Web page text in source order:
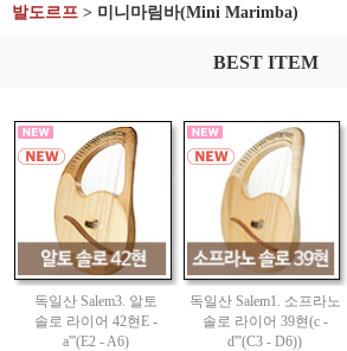
발도르프 > 미니마림바(Mini Marimba)
BEST ITEM
독일산 Salem3. 알토
솔로 라이어 42현E -
a'''(E2 - A6)
독일산 Salem1. 소프라노
솔로 라이어 39현(c -
d'''(C3 - D6))